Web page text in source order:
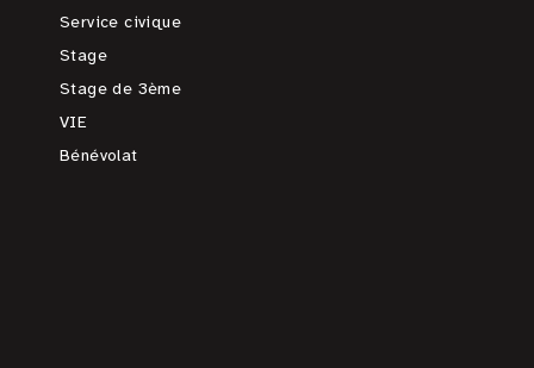
Service civique
Stage
Stage de 3ème
VIE
Bénévolat